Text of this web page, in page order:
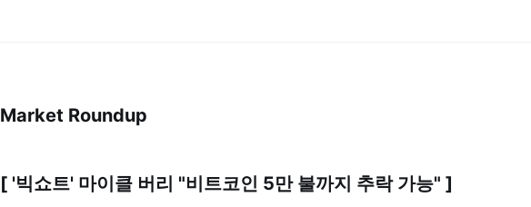
Market Roundup
[ '빅쇼트' 마이클 버리 "비트코인 5만 불까지 추락 가능" ]